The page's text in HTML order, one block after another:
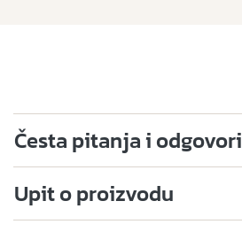
Česta pitanja i odgovori
Upit o proizvodu